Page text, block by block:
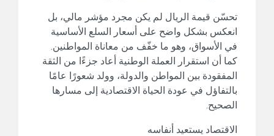
تحسّن قيمة الريال لم يكن مجرد مؤشر مالي، بل
انعكس بشكل واضح على أسعار السلع الأساسية
في الأسواق، وهو ما خفّف من معاناة المواطنين.
كما أن استقرار العملة الوطنية أعاد جزءًا من الثقة
المفقودة بين المواطن والدولة، وولد شعورًا عامًا
بالتفاؤل في عودة الحياة الاقتصادية إلى مسارها
الصحيح.
الاقتصاد يستعيد أنفاسه